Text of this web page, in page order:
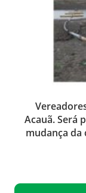
Acauã. Será
mudança da